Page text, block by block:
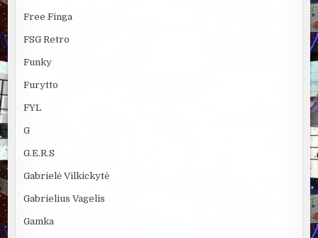
Free Finga
FSG Retro
Funky
Furytto
FYL
G
G.E.R.S
Gabrielė Vilkickytė
Gabrielius Vagelis
Gamka